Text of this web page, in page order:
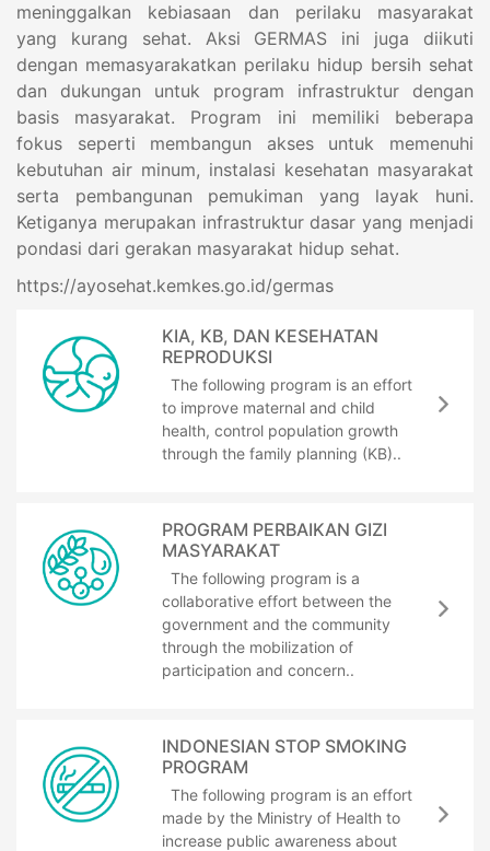
meninggalkan kebiasaan dan perilaku masyarakat
yang kurang sehat. Aksi GERMAS ini juga diikuti
dengan memasyarakatkan perilaku hidup bersih sehat
dan dukungan untuk program infrastruktur dengan
basis masyarakat. Program ini memiliki beberapa
fokus seperti membangun akses untuk memenuhi
kebutuhan air minum, instalasi kesehatan masyarakat
serta pembangunan pemukiman yang layak huni.
Ketiganya merupakan infrastruktur dasar yang menjadi
pondasi dari gerakan masyarakat hidup sehat.
https://ayosehat.kemkes.go.id/germas
KIA, KB, DAN KESEHATAN
REPRODUKSI
The following program is an effort
to improve maternal and child
health, control population growth
through the family planning (KB)..
PROGRAM PERBAIKAN GIZI
MASYARAKAT
The following program is a
collaborative effort between the
government and the community
through the mobilization of
participation and concern..
INDONESIAN STOP SMOKING
PROGRAM
The following program is an effort
made by the Ministry of Health to
increase public awareness about